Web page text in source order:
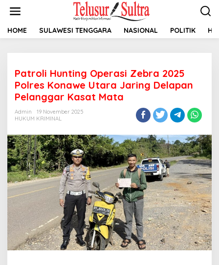
t
HOME SULAWESI TENGGARA NASIONAL POLITIK
Patroli Hunting Operasi Zebra 2025
Polres Konawe Utara Jaring Delapan
Pelanggar Kasat Mata
Admin
19 November 2025
HUKUM KRIMINAL